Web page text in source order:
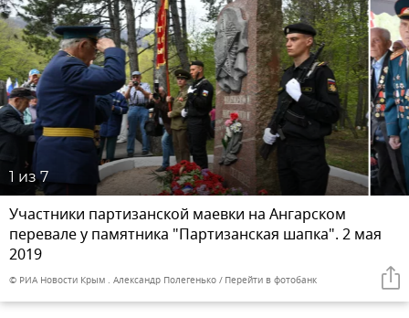
1 из 7
Участники партизанской маевки на Ангарском
перевале у памятника "Партизанская шапка". 2 мая
2019
© РИА Новости Крым . Александр Полегенько Перейти в фотобанк